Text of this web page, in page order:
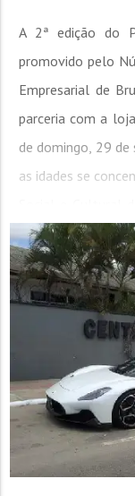
A 2ª edição do
promovido pelo
Empresarial de
parceria com a
de domingo, 29
as idades se
Social e Cultural
centrais da